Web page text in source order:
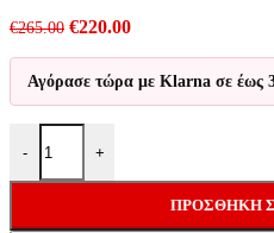
€265.00 Original
€265.00.
€220.00Η
είναι:
€220.00.
Αγόρασε τώρα με Klarna σε έως 3
-
Gubellini Set Ελατήρια
+
ΠΡΟΣΘΉΚΗ